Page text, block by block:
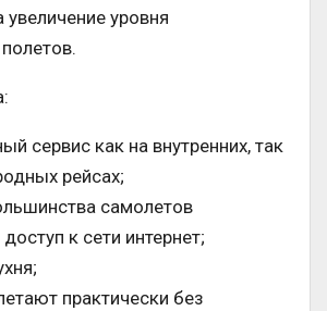
уровня
сервис как на внутренних, так
рейсах;
самолетов
к сети интернет;
практически без